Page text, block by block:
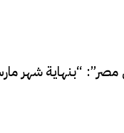
مصر”: “بنهاية شهر